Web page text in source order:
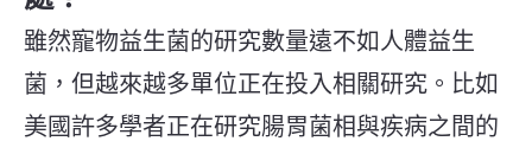
雖然寵物益生菌的研究數量遠不如人體益生
菌，但越來越多單位正在投入相關研究。比如
美國許多學者正在研究腸胃菌相與疾病之間的